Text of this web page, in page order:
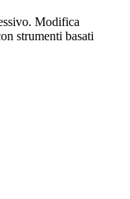
Modifica
strumenti basati